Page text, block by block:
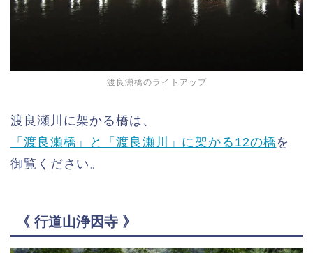
渡良瀬橋のライトアップ
渡良瀬川に架かる橋は、
「渡良瀬橋」と「渡良瀬川」に架かる12の橋を
御覧ください。
《 行道山浄因寺 》